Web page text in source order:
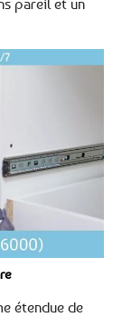
étendue de